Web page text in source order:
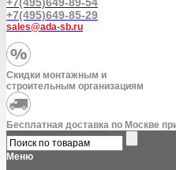
+7(495)649-85-29
sales@ada-sb.ru
Скидки монтажным и
строительным организациям
Бесплатная доставка по Москве
Меню